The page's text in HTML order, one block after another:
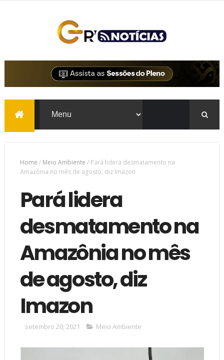
Home / Meio Ambiente / Pará lidera desmatamento na
Amazônia no mês de agosto, diz Imazon
Pará lidera
desmatamento na
Amazônia no mês
de agosto, diz
Imazon
setembro 20, 2021 Meio Ambiente